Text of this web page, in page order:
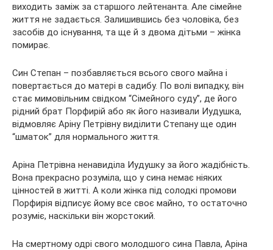
виходить заміж за старшого лейтенанта. Але сімейне
життя не задається. Залишившись без чоловіка, без
засобів до існування, та ще й з двома дітьми – жінка
помирає.
Син Степан – позбавляється всього свого майна і
повертається до матері в садибу. По волі випадку, він
стає мимовільним свідком “Сімейного суду”, де його
рідний брат Порфирій або як його називали Иудушка,
відмовляє Аріну Петрівну виділити Степану ще один
“шматок” для нормального життя.
Аріна Петрівна ненавиділа Иудушку за його жадібність.
Вона прекрасно розуміла, що у сина немає ніяких
цінностей в житті. А коли жінка під солодкі промови
Порфирія відписує йому все своє майно, то остаточно
розуміє, наскільки він жорстокий.
На смертному одрі свого молодшого сина Павла, Аріна